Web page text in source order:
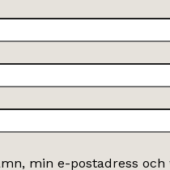
min e-postadress och